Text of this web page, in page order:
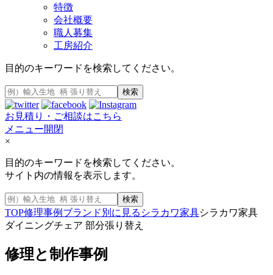
特徴
会社概要
職人募集
工房紹介
目的のキーワードを検索してください。
検索
お見積り・ご相談はこちら
メニュー開閉
×
目的のキーワードを検索してください。
サイト内の情報を表示します。
検索
TOP修理事例 ブランド別に見る シラカワ家具シラカワ家具
ダイニングチェア 部分張り替え
修理と制作事例